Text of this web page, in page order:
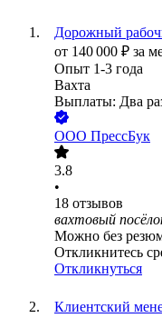
Дорожный
от 140 000 ₽ за
Опыт 1-3 года
Вахта
Выплаты: Два
ООО ПрессБук
3.8
•
18 отзывов
вахтовый
Можно без
Откликнитесь
Откликнуться
Клиентский